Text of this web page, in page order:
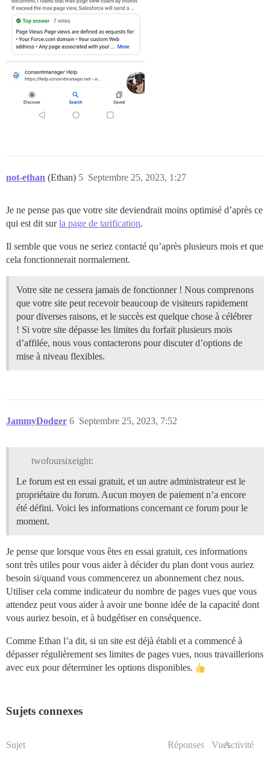
not-ethan (Ethan) Septembre 25, 2023, 1:27
5
Je ne pense pas que votre site deviendrait moins optimisé d’après ce
qui est dit surla page de tarification.
Il semble que vous ne seriez contacté qu’après plusieurs mois et que
cela fonctionnerait normalement.
Votre site ne cessera jamais de fonctionner ! Nous comprenons
que votre site peut recevoir beaucoup de visiteurs rapidement
pour diverses raisons, et le succès est quelque chose à célébrer
! Si votre site dépasse les limites du forfait plusieurs mois
d’affilée, nous vous contacterons pour discuter d’options de
mise à niveau flexibles.
JammyDodger Septembre 25, 2023, 7:52
6
twofoursixeight:
Le forum est en essai gratuit, et un autre administrateur est le
propriétaire du forum. Aucun moyen de paiement n’a encore
été défini. Voici les informations concernant ce forum pour le
moment.
Je pense que lorsque vous êtes en essai gratuit, ces informations
sont très utiles pour vous aider à décider du plan dont vous auriez
besoin si/quand vous commencerez un abonnement chez nous.
Utiliser cela comme indicateur du nombre de pages vues que vous
attendez peut vous aider à avoir une bonne idée de la capacité dont
vous auriez besoin, et à budgétiser en conséquence.
Comme Ethan l’a dit, si un site est déjà établi et a commencé à
dépasser régulièrement ses limites de pages vues, nous travaillerions
avec eux pour déterminer les options disponibles.
Sujets connexes
Sujet Réponses VuesActivité